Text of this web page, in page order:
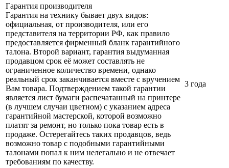
Гарантия производителя
Гарантия на технику бывает двух видов:
официальная, от производителя, или его
представителя на территории РФ, как правило
предоставляется фирменный бланк гарантийного
талона. Второй вариант, гарантия выдуманная
продавцом срок её может составлять не
ограниченное количество времени, однако
реальный срок заканчивается вместе с вручением
Вам товара. Подтверждением такой гарантии
является лист бумаги распечатанный на принтере
(в лучшем случаи цветном) с указанием адреса
гарантийной мастерской, которой возможно
платят за ремонт, но только пока товар есть в
продаже. Остерегайтесь таких продавцов, ведь
возможно товар с подобными гарантийными
талонами попал к ним нелегально и не отвечает
требованиям по качеству.
3 года